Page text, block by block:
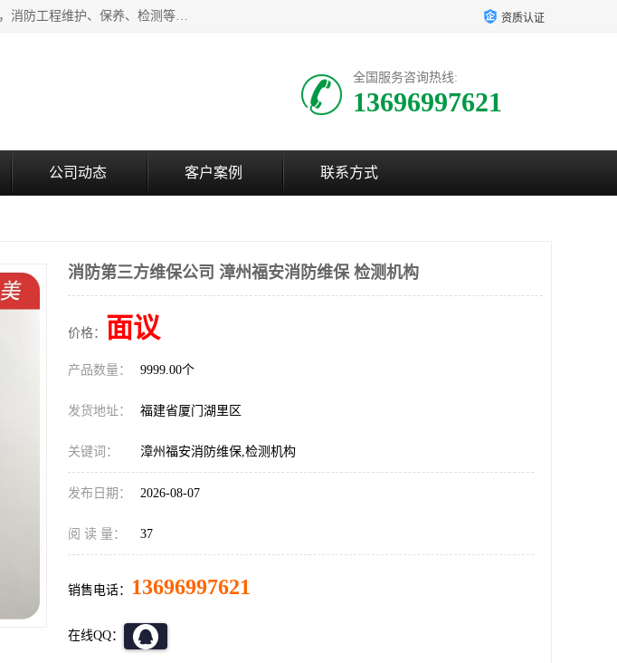
福建和天源消防安全科技有限公司厦门分公司经营范围：消防工程安全检测技术研发、技术咨询，消防工程维护、保养、检测等；主要的服务有：消防工程安全检测,消防工程施工,消防安全评估,消防维保,消防设施检测,消防维护保养,房屋安全鉴定,防雷装置检测,防火涂料检测,消防电气年检,泉州消防施工安装公司；消防器材、建材、五金制品零售。 资质认证
全国服务咨询热线:
13696997621
公司动态 客户案例 联系方式
消防第三方维保公司 漳州福安消防维保 检测机构
价格： 面议
产品数量： 9999.00个
发货地址： 福建省厦门湖里区
关键词： 漳州福安消防维保,检测机构
发布日期： 2026-08-07
阅 读 量： 37
销售电话： 13696997621
在线QQ：